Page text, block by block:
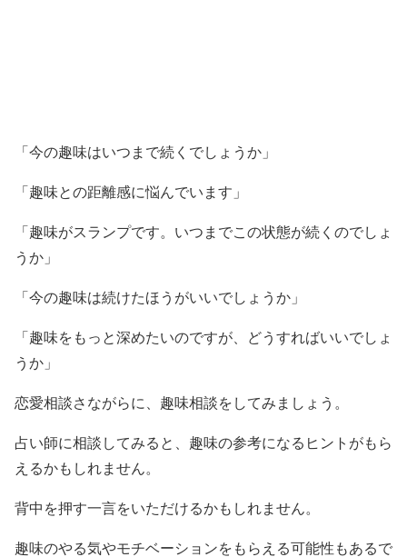
「今の趣味はいつまで続くでしょうか」
「趣味との距離感に悩んでいます」
「趣味がスランプです。いつまでこの状態が続くのでしょ
うか」
「今の趣味は続けたほうがいいでしょうか」
「趣味をもっと深めたいのですが、どうすればいいでしょ
うか」
恋愛相談さながらに、趣味相談をしてみましょう。
占い師に相談してみると、趣味の参考になるヒントがもら
えるかもしれません。
背中を押す一言をいただけるかもしれません。
趣味のやる気やモチベーションをもらえる可能性もあるで